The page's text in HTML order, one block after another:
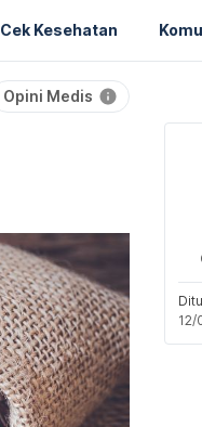
Cek Kesehatan
Opini Medis
12/